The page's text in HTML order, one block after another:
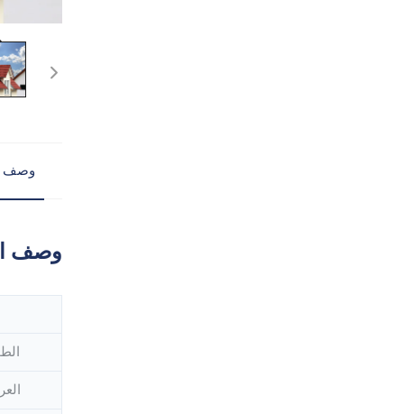
وصف
وصف